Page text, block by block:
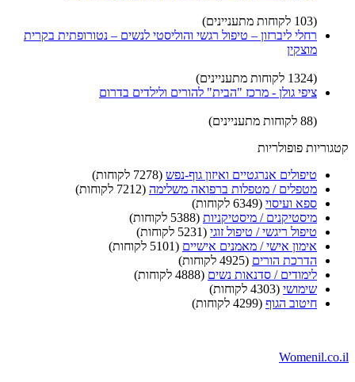
(103 לקוחות מתעניינים)
רחלי ליברזון – טיפול רגשי והוליסטי לנשים – נטורופתית בקרית
מוצקין
(1324 לקוחות מתעניינים)
ציפי גולן - מרכז "הבית" להורים ולילדים בדרום
(88 לקוחות מתעניינים)
קטגוריות פופולריות
טיפולים אנרגטיים ואיזון גוף-נפש (7278 לקוחות)
מטפלים / מטפלות ברפואה משלימה (7212 לקוחות)
ספא ועיסוי (6349 לקוחות)
מיסטיקנים / מיסטיקניות (5388 לקוחות)
טיפול ריגשי / טיפול זוגי (5231 לקוחות)
אימון אישי / מאמנים אישיים (5101 לקוחות)
הדרכת הורים (4925 לקוחות)
לימודים / סדנאות נשים (4888 לקוחות)
שימושי (4303 לקוחות)
חיטוב הגוף (4299 לקוחות)
Womenil.co.il